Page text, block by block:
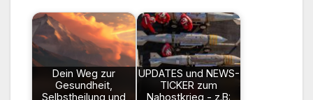
Dein Weg zur
Gesundheit,
Selbstheilung und
UPDATES und NEWS-
TICKER zum
Nahostkrieg - z.B: